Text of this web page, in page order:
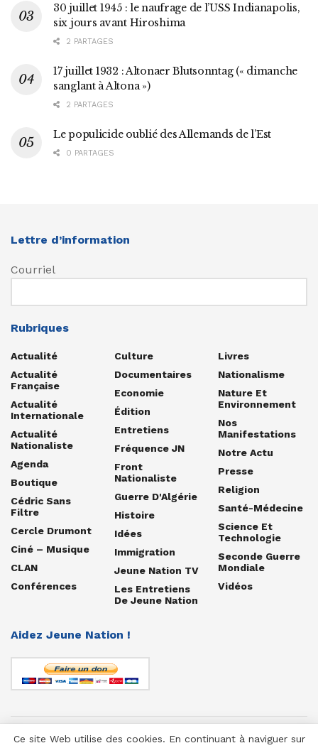
30 juillet 1945 : le naufrage de l’USS Indianapolis,
six jours avant Hiroshima
2 PARTAGES
17 juillet 1932 : Altonaer Blutsonntag (« dimanche
sanglant à Altona »)
2 PARTAGES
Le populicide oublié des Allemands de l’Est
0 PARTAGES
Lettre d’information
Courriel
Rubriques
Actualité
Actualité
Française
Actualité
Internationale
Actualité
Nationaliste
Agenda
Boutique
Cédric Sans
Filtre
Cercle Drumont
Ciné – Musique
CLAN
Conférences
Culture
Documentaires
Economie
Édition
Entretiens
Fréquence JN
Front
Nationaliste
Guerre D'Algérie
Histoire
Idées
Immigration
Jeune Nation TV
Les Entretiens
De Jeune Nation
Livres
Nationalisme
Nature Et
Environnement
Nos
Manifestations
Notre Actu
Presse
Religion
Santé-Médecine
Science Et
Technologie
Seconde Guerre
Mondiale
Vidéos
Aidez Jeune Nation !
Ce site Web utilise des cookies. En continuant à naviguer sur